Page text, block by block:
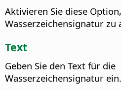
Aktivieren Sie diese
Wasserzeichensignatur zu
Text
Geben Sie den Text für die
Wasserzeichensignatur ein.